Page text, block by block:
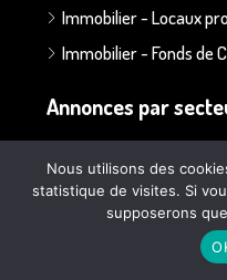
Immobilier - Locaux
Immobilier - Fonds de
Annonces par
Secteur Bapaume -
Secteur Doullens
Secteur Ailly sur
Nous utilisons des
statistique de visites. Si
supposerons